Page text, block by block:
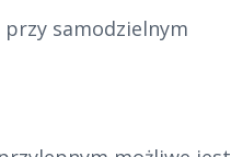
przy samodzielnym